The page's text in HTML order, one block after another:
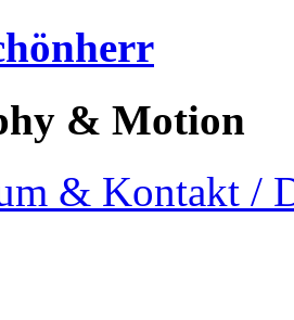
& Motion
& Kontakt /